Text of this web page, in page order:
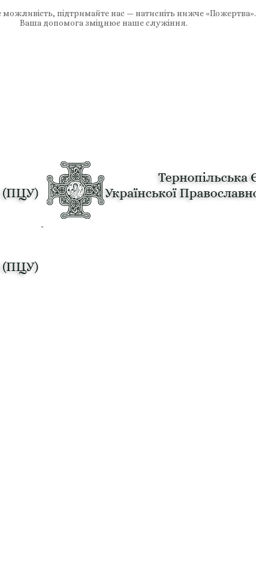
підтримайте нас — натисніть нижче «Пожертва».
Ваша допомога зміцнює наше служіння.